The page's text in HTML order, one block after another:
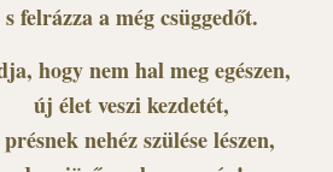
s felrázza a még csüggedőt.
hogy nem hal meg egészen,
új élet veszi kezdetét,
nehéz szülése lészen,